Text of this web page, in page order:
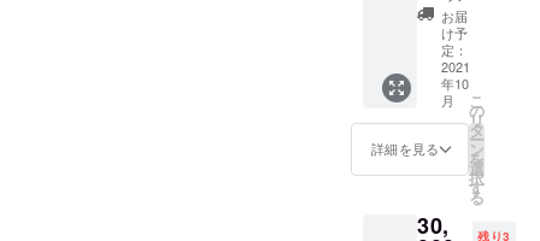
『ラーメン
を食べた後
に夢を語れ
る』をコン
セプトに、
日本国内の
る場を作る
期間と
なりま
す。 ※
ラーメ
ンのみ
食べ放
りま
す。 ※
増し・
ていた
だきま
す。 ※
夢を語
れ 千葉
でのみ
使用可
能で
利用に
『月７
回以
上』で
ご利用
いただ
くとお
得にな
りま
DREAM
題】
＆
【DRE
AMSPA
RKの原
野を開
拓する
年間
お届
け予
定：
2021
年10
月
詳細を見る
こ
の
リ
タ
ー
ン
を
選
択
す
る
30, 残り3